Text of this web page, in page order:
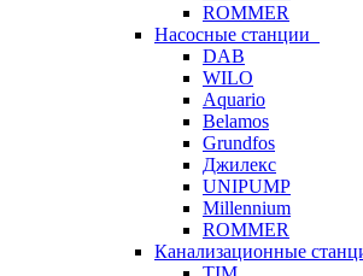
ROMMER
Насосные станции
DAB
WILO
Aquario
Belamos
Grundfos
Джилекс
UNIPUMP
Millennium
ROMMER
Канализационные